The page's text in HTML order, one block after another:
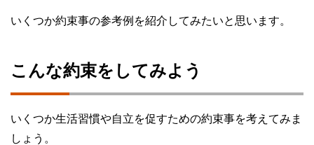
いくつか約束事の参考例を紹介してみたいと思います。
こんな約束をしてみよう
いくつか生活習慣や自立を促すための約束事を考えてみま
しょう。